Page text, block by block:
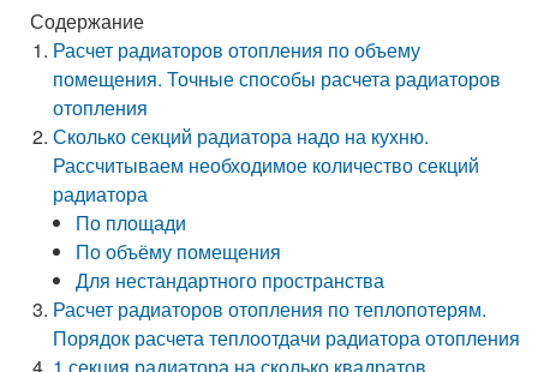
Содержание
Расчет радиаторов отопления по объему
помещения. Точные способы расчета радиаторов
отопления
Сколько секций радиатора надо на кухню.
Рассчитываем необходимое количество секций
радиатора
По площади
По объёму помещения
Для нестандартного пространства
Расчет радиаторов отопления по теплопотерям.
Порядок расчета теплоотдачи радиатора отопления